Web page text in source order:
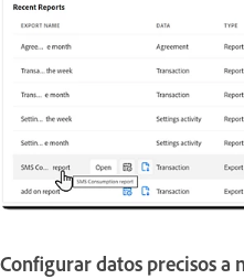
Configurar datos precisos a